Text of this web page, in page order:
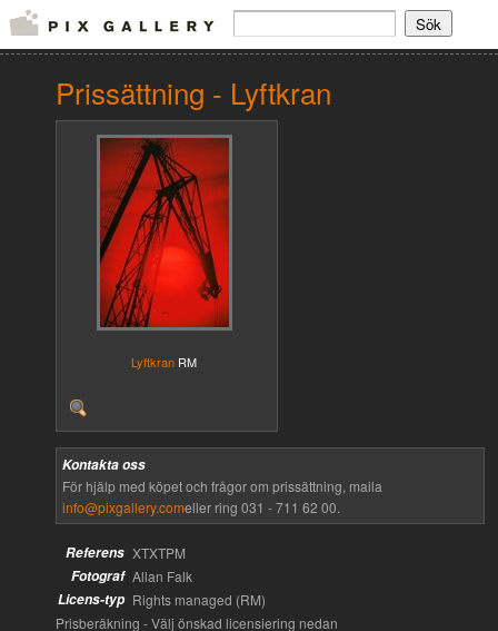
Prissättning - Lyftkran
Lyftkran RM
Kontakta oss
För hjälp med köpet och frågor om prissättning, maila
info@pixgallery.comeller ring 031 - 711 62 00.
Referens XTXTPM
Fotograf Allan Falk
Licens-typ Rights managed (RM)
Prisberäkning - Välj önskad licensiering nedan